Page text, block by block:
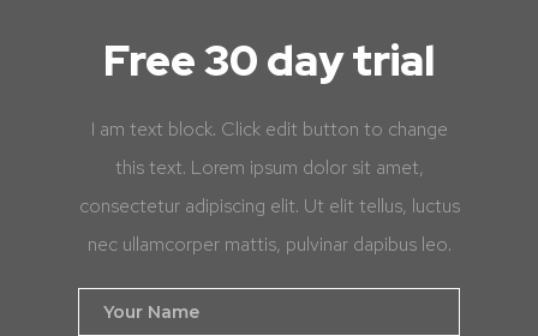
Free 30 day trial
I am text block. Click edit button to change
this text. Lorem ipsum dolor sit amet,
consectetur adipiscing elit. Ut elit tellus, luctus
nec ullamcorper mattis, pulvinar dapibus leo.